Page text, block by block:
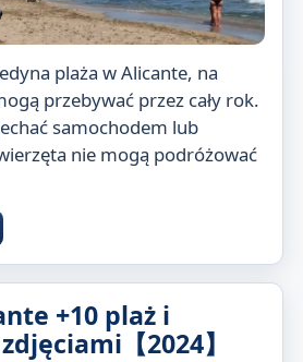
plaża w Alicante, na
przebywać przez cały rok.
samochodem lub
nie mogą podróżować
+10 plaż i
【2024】